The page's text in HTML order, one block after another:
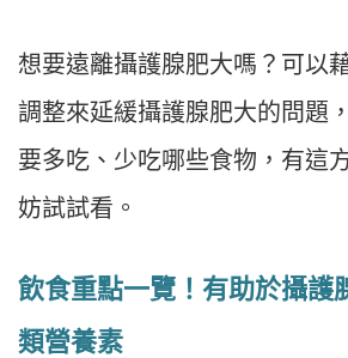
想要遠離攝護腺肥大嗎？可以
調整來延緩攝護腺肥大的問題
要多吃、少吃哪些食物，有這
妨試試看。
飲食重點一覽！有助於攝護
類營養素